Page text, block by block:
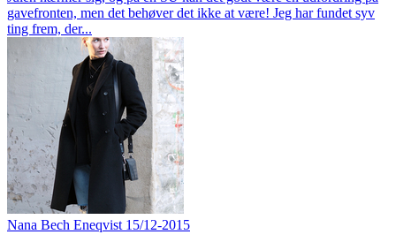
gavefronten, men det behøver det ikke at være! Jeg har fundet syv
ting frem, der...
Nana Bech Eneqvist 15/12-2015